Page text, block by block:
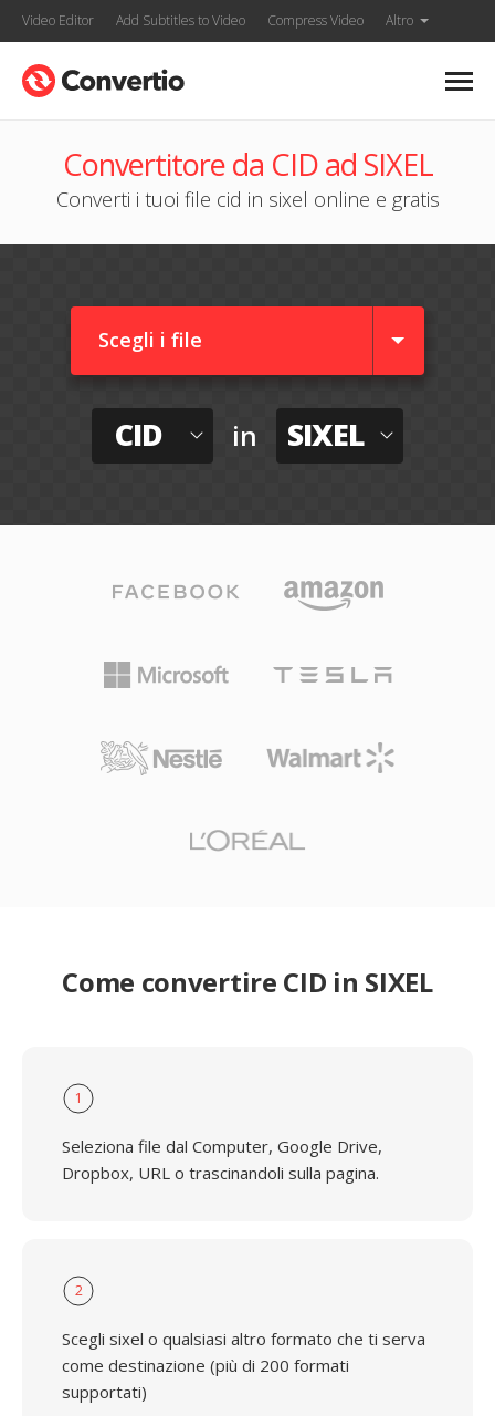
Video Editor Add Subtitles to Video Compress Video Altro
Convertitore da CID ad SIXEL
Converti i tuoi file cid in sixel online e gratis
Scegli i file
CID in SIXEL
Come convertire CID in SIXEL
1
Seleziona file dal Computer, Google Drive,
Dropbox, URL o trascinandoli sulla pagina.
2
Scegli sixel o qualsiasi altro formato che ti serva
come destinazione (più di 200 formati
supportati)